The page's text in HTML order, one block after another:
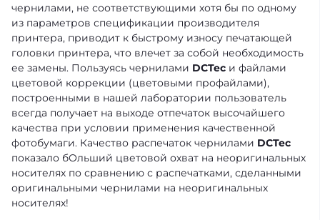
чернилами, не соответствующими хотя бы по одному
из параметров спецификации производителя
принтера, приводит к быстрому износу печатающей
головки принтера, что влечет за собой необходимость
ее замены. Пользуясь чернилами DCTec и файлами
цветовой коррекции (цветовыми профайлами),
построенными в нашей лаборатории пользователь
всегда получает на выходе отпечаток высочайшего
качества при условии применения качественной
фотобумаги. Качество распечаток чернилами DCTec
показало бОльший цветовой охват на неоригинальных
носителях по сравнению с распечатками, сделанными
оригинальными чернилами на неоригинальных
носителях!